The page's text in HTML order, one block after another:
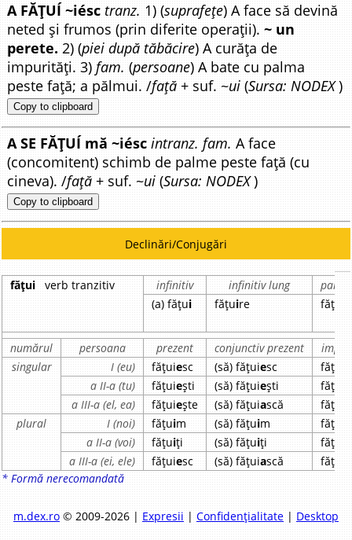
A FĂȚUÍ ~iésc tranz. 1) (suprafețe) A face să devină
neted și frumos (prin diferite operații).~ un
perete. 2) (piei după tăbăcire) A curăța de
impurități. 3) fam.(persoane) A bate cu palma
peste față; a pălmui. /față + suf. ~ui (Sursa: NODEX)
Copy to clipboard
A SE FĂȚUÍ mă ~iésc intranz. fam.A face
(concomitent) schimb de palme peste față (cu
cineva). /față + suf. ~ui (Sursa: NODEX)
Copy to clipboard
Declinări/Conjugări
fățui verb tranzitiv infinitiv infinitiv lung
(a) fățui fățuire fățu
numărul persoana prezent conjunctiv prezent
singular
I (eu) fățuiesc (să) fățuiesc fățui
a II-a (tu)
fățuiești (să) fățuiești fățui
a III-a (el, ea)
fățuiește (să) fățuiască fățui
plural
I (noi) fățuim (să) fățuim fățui
a II-a (voi)
fățuiți (să) fățuiți fățui
a III-a (ei, ele)
fățuiesc (să) fățuiască fățui
* Formă nerecomandată
m.dex.ro© 2009-2026 | Expresii | Confidențialitate| Desktop